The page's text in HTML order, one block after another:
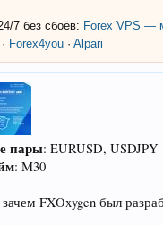
7 без сбоёв: Forex VPS —
· Forex4you ·Alpari
пары: EURUSD, USDJPY
: M30
FXOxygen был